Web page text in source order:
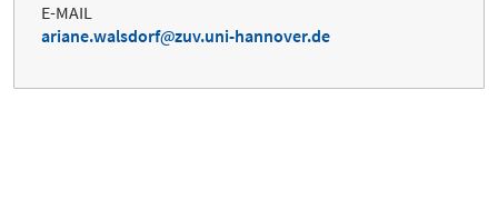
E-MAIL
ariane.walsdorf
zuv.uni-hannover.de